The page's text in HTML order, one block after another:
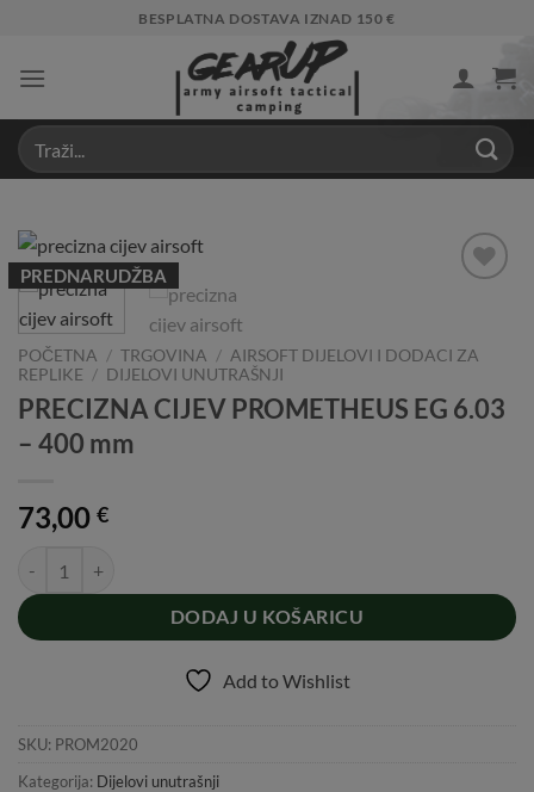
content
BESPLATNA DOSTAVA IZNAD 150 €
PREDNARUDŽBA
POČETNA / TRGOVINA / AIRSOFT DIJELOVI I DODACI ZA
REPLIKE / DIJELOVI UNUTRAŠNJI
PRECIZNA CIJEV PROMETHEUS EG 6.03
– 400 mm
73,00 €
DODAJ U KOŠARICU
Add to Wishlist
SKU: PROM2020
Kategorija: Dijelovi unutrašnji